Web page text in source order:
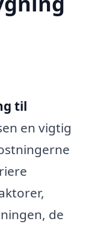
til
en vigtig
de